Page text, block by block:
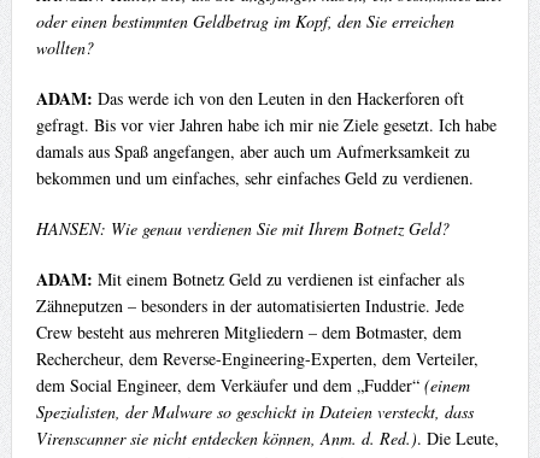
oder einen bestimmten Geldbetrag im Kopf, den Sie erreichen
wollten?
ADAM: Das werde ich von den Leuten in den Hackerforen oft
gefragt. Bis vor vier Jahren habe ich mir nie Ziele gesetzt. Ich habe
damals aus Spaß angefangen, aber auch um Aufmerksamkeit zu
bekommen und um einfaches, sehr einfaches Geld zu verdienen.
HANSEN: Wie genau verdienen Sie mit Ihrem Botnetz Geld?
ADAM: Mit einem Botnetz Geld zu verdienen ist einfacher als
Zähneputzen – besonders in der automatisierten Industrie. Jede
Crew besteht aus mehreren Mitgliedern – dem Botmaster, dem
Rechercheur, dem Reverse-Engineering-Experten, dem Verteiler,
dem Social Engineer, dem Verkäufer und dem „Fudder“ (einem
Spezialisten, der Malware so geschickt in Dateien versteckt, dass
Virenscanner sie nicht entdecken können, Anm. d. Red.). Die Leute,